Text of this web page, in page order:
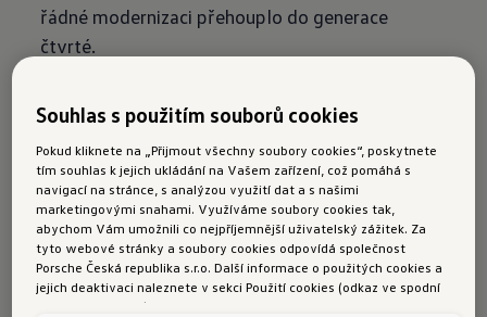
řádné modernizaci přehouplo do generace
čtvrté.
důkazem nadčasovosti a postupného
vylepšování Volkswagenu Golf. V té době už se
Golf vyráběl ve své čtvrté generaci, ale Cabrio je
trochu komplikovanější záležitosti: design vozu
ze zmíněných let odpovídá čtvrté generaci
Golfu, ale pod karoserií se ukrývá technika
generace třetí. Někdy tak bývá toto provedení
Souhlas s použitím souborů cookies
Pokud kliknete na „Přijmout všechny soubory cookies“, poskytnete
tím souhlas k jejich ukládání na Vašem zařízení, což pomáhá s
navigací na stránce, s analýzou využití dat a s našimi
marketingovými snahami. Využíváme soubory cookies tak,
abychom Vám umožnili co nejpříjemnější uživatelský zážitek. Za
tyto webové stránky a soubory cookies odpovídá společnost
Porsche Česká republika s.r.o. Další informace o použitých cookies a
jejich deaktivaci naleznete v sekci Použití cookies (odkaz ve spodní
části této stránky).